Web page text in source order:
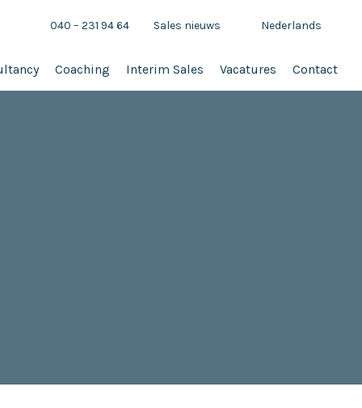
040 – 231 94 64 Sales nieuws Nederlands
Coaching Interim Sales Vacatures Contact